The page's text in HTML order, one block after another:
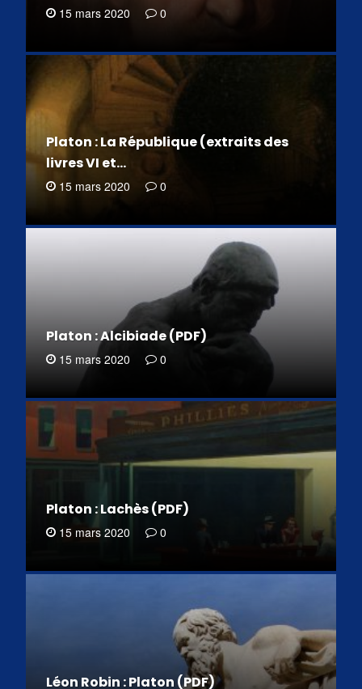
15 mars 2020 0
Platon : La République (extraits des
livres VI et…
15 mars 2020 0
Platon : Alcibiade (PDF)
15 mars 2020 0
Platon : Lachès (PDF)
15 mars 2020 0
Léon Robin : Platon (PDF)